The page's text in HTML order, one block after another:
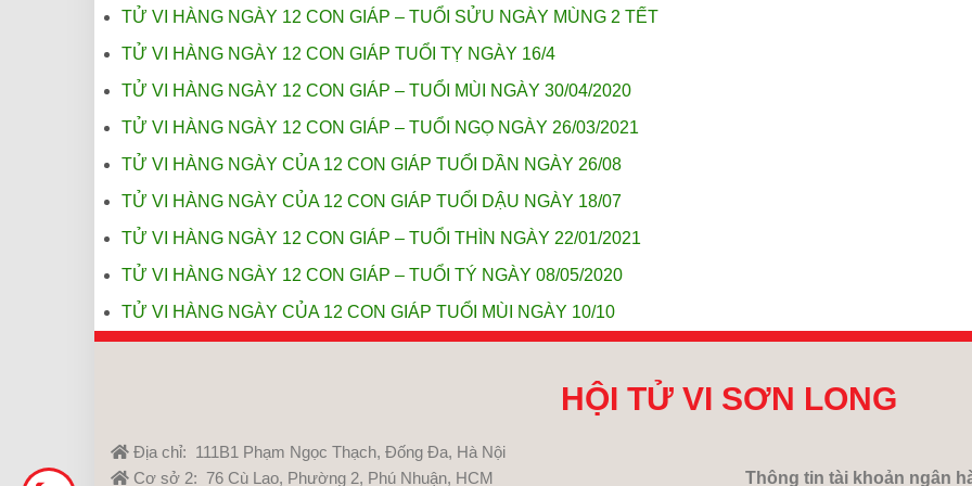
TỬ VI HÀNG NGÀY 12 CON GIÁP – TUỔI SỬU NGÀY MÙNG 2 TẾT
TỬ VI HÀNG NGÀY 12 CON GIÁP TUỔI TỴ NGÀY 16/4
TỬ VI HÀNG NGÀY 12 CON GIÁP – TUỔI MÙI NGÀY 30/04/2020
TỬ VI HÀNG NGÀY 12 CON GIÁP – TUỔI NGỌ NGÀY 26/03/2021
TỬ VI HÀNG NGÀY CỦA 12 CON GIÁP TUỔI DẦN NGÀY 26/08
TỬ VI HÀNG NGÀY CỦA 12 CON GIÁP TUỔI DẬU NGÀY 18/07
TỬ VI HÀNG NGÀY 12 CON GIÁP – TUỔI THÌN NGÀY 22/01/2021
TỬ VI HÀNG NGÀY 12 CON GIÁP – TUỔI TÝ NGÀY 08/05/2020
TỬ VI HÀNG NGÀY CỦA 12 CON GIÁP TUỔI MÙI NGÀY 10/10
HỘI TỬ VI SƠN LONG
Địa chỉ: 111B1 Phạm Ngọc Thạch, Đống Đa, Hà Nội
Cơ sở 2: 76 Cù Lao, Phường 2, Phú Nhuận, HCM
Thông tin tài khoản ngân